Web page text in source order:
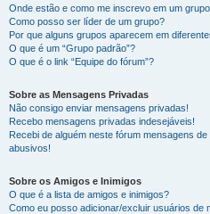
Onde estão e como me inscrevo em um
Como posso ser líder de um grupo?
Por que alguns grupos aparecem em
O que é um “Grupo padrão”?
O que é o link “Equipe do fórum”?
Sobre as Mensagens Privadas
Não consigo enviar mensagens privadas!
Recebo mensagens privadas indesejáveis!
Recebi de alguém neste fórum mensagens
abusivos!
Sobre os Amigos e Inimigos
O que é a lista de amigos e inimigos?
Como eu posso adicionar/excluir usuários de